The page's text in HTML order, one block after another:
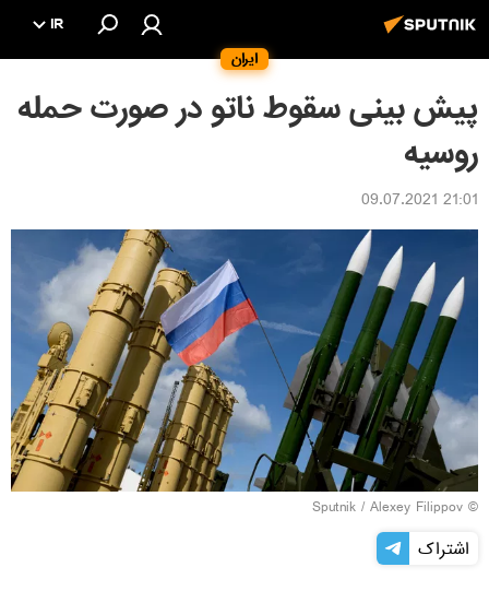
ایران
IR
پیش بینی سقوط ناتو در صورت حمله
روسیه
21:01 09.07.2021
© Sputnik / Alexey Filippov
اشتراک